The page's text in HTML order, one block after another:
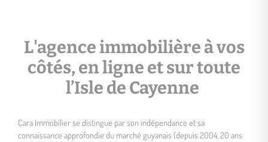
L'agence immobilière à vos
côtés, en ligne et sur toute
l’Isle de Cayenne
Cara Immobilier se distingue par son indépendance et sa
connaissance approfondie du marché guyanais (depuis 2004, 20 ans